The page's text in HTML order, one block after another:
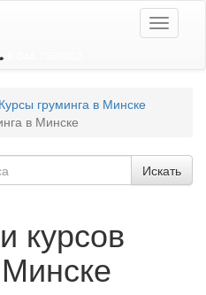
Toggle
Курсы груминга в Минске
в Минске
Искать
курсов